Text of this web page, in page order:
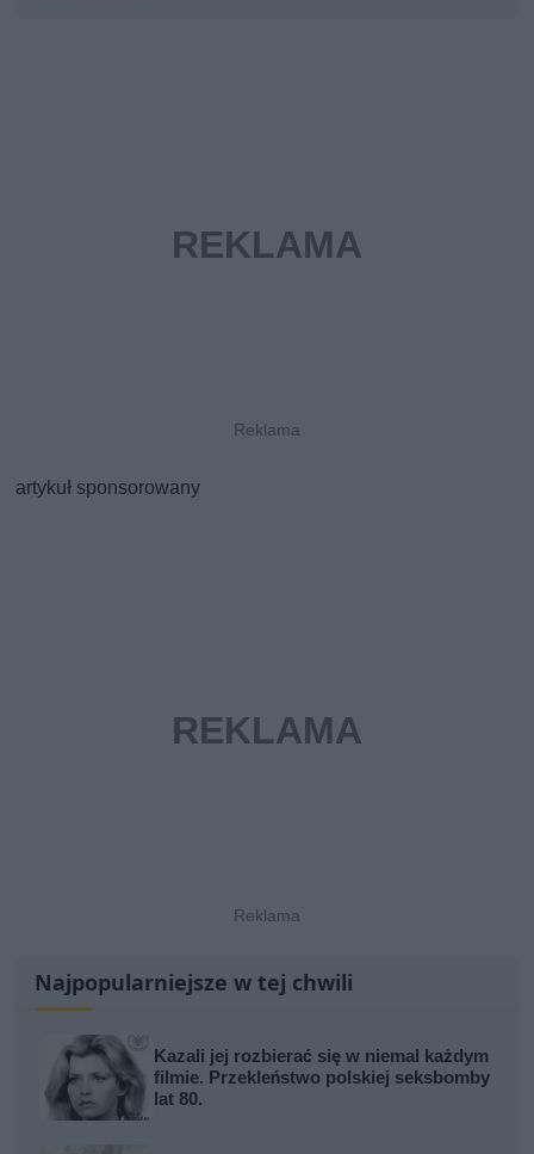
artykuł sponsorowany
Najpopularniejsze w tej chwili
Kazali jej rozbierać się w niemal każdym
filmie. Przekleństwo polskiej seksbomby
lat 80.